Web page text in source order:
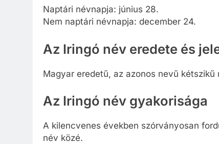
Naptári névnapja: június 28.
Nem naptári névnapja: december 24.
Az Iringó név eredete és
Magyar eredetű, az azonos nevű
Az Iringó név gyakorisága
A kilencvenes években szórványosan
név közé.